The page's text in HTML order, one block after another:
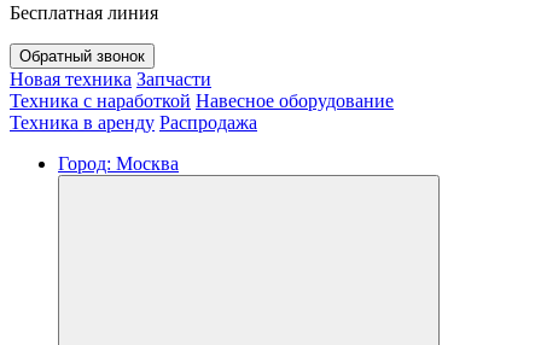
Бесплатная линия
Обратный звонок
Новая техника Запчасти
Техника с наработкой Навесное оборудование
Техника в аренду Распродажа
Город: Москва